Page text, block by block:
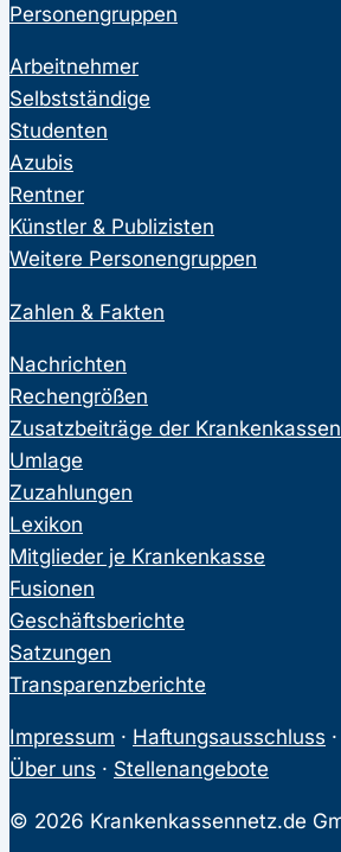
Personengruppen
Arbeitnehmer
Selbstständige
Studenten
Azubis
Rentner
Künstler & Publizisten
Weitere Personengruppen
Zahlen & Fakten
Nachrichten
Rechengrößen
Zusatzbeiträge der Krankenkassen
Umlage
Zuzahlungen
Lexikon
Mitglieder je Krankenkasse
Fusionen
Geschäftsberichte
Satzungen
Transparenzberichte
Impressum · Haftungsausschluss ·
Über uns · Stellenangebote
© 2026 Krankenkassennetz.de